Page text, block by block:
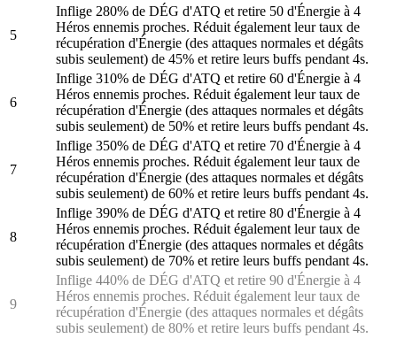
5
Inflige 280% de DÉG d'ATQ et retire 50 d'Énergie à 4
Héros ennemis proches. Réduit également leur taux de
récupération d'Énergie (des attaques normales et dégâts
subis seulement) de 45% et retire leurs buffs pendant 4s.
6
Inflige 310% de DÉG d'ATQ et retire 60 d'Énergie à 4
Héros ennemis proches. Réduit également leur taux de
récupération d'Énergie (des attaques normales et dégâts
subis seulement) de 50% et retire leurs buffs pendant 4s.
7
Inflige 350% de DÉG d'ATQ et retire 70 d'Énergie à 4
Héros ennemis proches. Réduit également leur taux de
récupération d'Énergie (des attaques normales et dégâts
subis seulement) de 60% et retire leurs buffs pendant 4s.
8
Inflige 390% de DÉG d'ATQ et retire 80 d'Énergie à 4
Héros ennemis proches. Réduit également leur taux de
récupération d'Énergie (des attaques normales et dégâts
subis seulement) de 70% et retire leurs buffs pendant 4s.
9
Inflige 440% de DÉG d'ATQ et retire 90 d'Énergie à 4
Héros ennemis proches. Réduit également leur taux de
récupération d'Énergie (des attaques normales et dégâts
subis seulement) de 80% et retire leurs buffs pendant 4s.